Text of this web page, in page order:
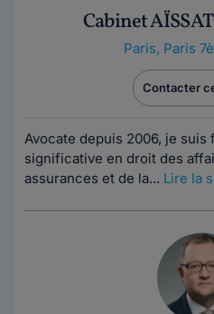
Cabinet
Paris, Paris
Contacter
Avocate depuis 2006, je
significative en droit des
assurances et de la... Lire la